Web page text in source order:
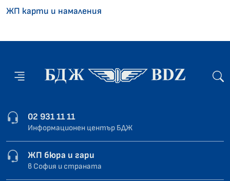
ЖП карти и намаления
02 931 11 11
Информационен център БДЖ
ЖП бюра и гари
в София и страната